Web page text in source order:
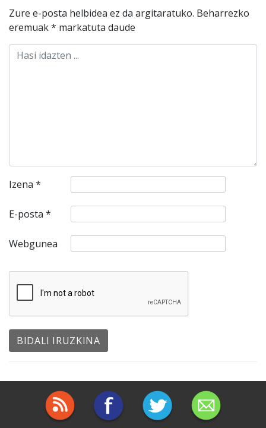
Zure e-posta helbidea ez da argitaratuko. Beharrezko
eremuak* markatuta daude
Izena *
E-posta *
Webgunea